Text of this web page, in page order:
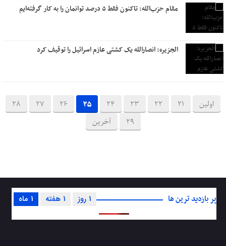
مقام حزب‌الله: تاکنون فقط ۵ درصد توانمان را به کار گرفته‌ایم
الجزیره: انصارالله یک کشتی عازم اسرائیل را توقیف کرد
اولین 21
22
23
24
25
26
27
28
29
آخرین
پر بازدید ترین ها 1 ماه 1 هفته 1 روز